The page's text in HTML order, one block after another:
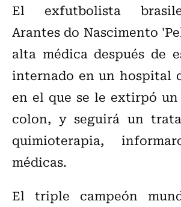
El exfutbolista
Arantes do Nascimento
alta médica después de
internado en un hospital
en el que se le extirpó
colon, y seguirá un
quimioterapia,
médicas.
El triple campeón